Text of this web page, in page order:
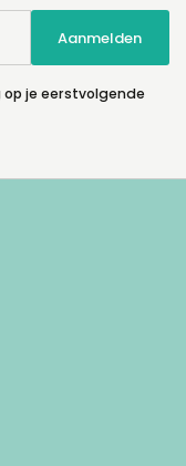
Aanmelden
je eerstvolgende